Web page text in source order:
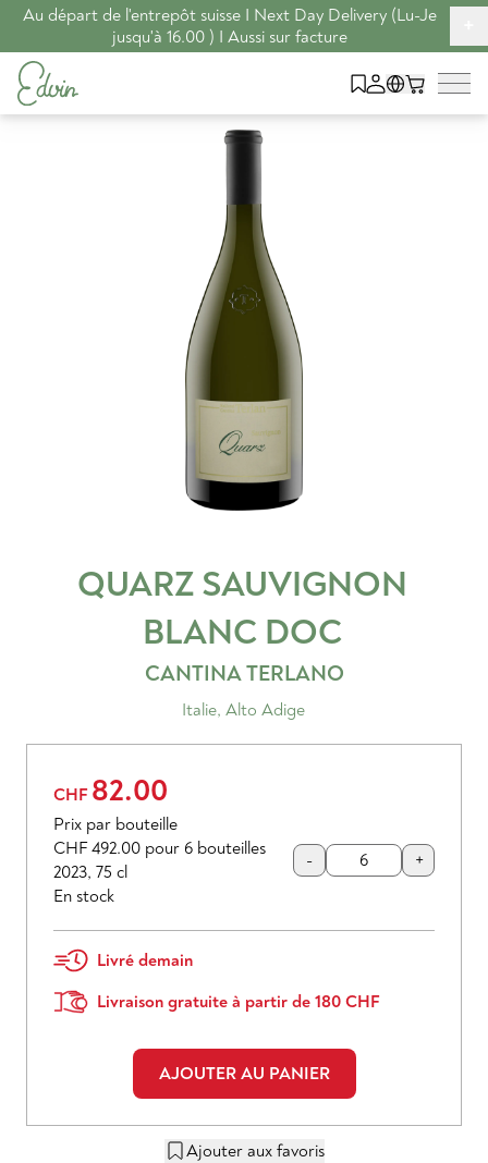
Au départ de l'entrepôt suisse I Next Day Delivery (Lu-Je
jusqu'à 16.00 ) I Aussi sur facture
QUARZ SAUVIGNON
BLANC DOC
CANTINA TERLANO
Italie, Alto Adige
CHF 82.00
Prix par bouteille
CHF 492.00 pour 6 bouteilles
2023, 75 cl
En stock
- +
Livré demain
Livraison gratuite à partir de 180 CHF
AJOUTER AU PANIER
Ajouter aux favoris